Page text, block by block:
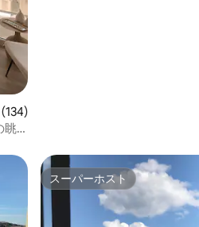
134件、5つ星中4.98つ星の平均評価
眺
スーパーホスト
スーパーホスト